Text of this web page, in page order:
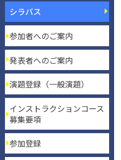
シラバス
参加者へのご案内
発表者へのご案内
演題登録（一般演題）
インストラクションコース
募集要項
参加登録